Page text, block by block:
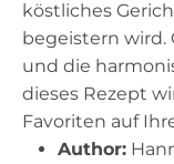
köstliches
begeistern wird.
und die
dieses Rezept
Favoriten auf
Author: